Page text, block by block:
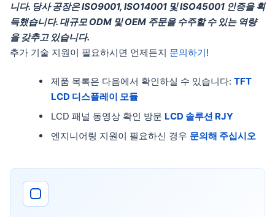
니다. 당사 공장은 ISO9001, ISO14001 및 ISO45001 인증을 획
득했습니다. 대규모 ODM 및 OEM 주문을 수주할 수 있는 역량
을 갖추고 있습니다.
추가 기술 지원이 필요하시면 언제든지 문의하기!
제품 목록은 다음에서 확인하실 수 있습니다:TFT
LCD 디스플레이 모듈
LCD 패널 동영상 확인 방문 LCD 솔루션 RJY
엔지니어링 지원이 필요하신 경우 문의해 주십시오